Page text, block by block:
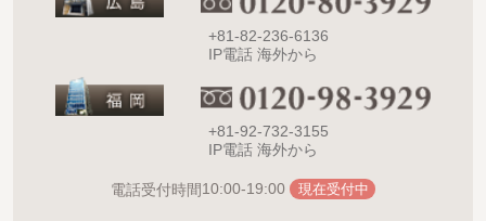
+81-82-236-6136
IP電話 海外から
+81-92-732-3155
IP電話 海外から
電話受付時間10:00-19:00 現在受付中